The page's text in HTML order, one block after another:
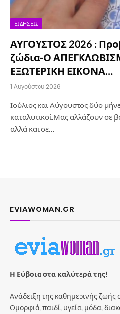
ΕΙΔΉΣΕΙΣ
ΑΥΓΟΥΣΤΟΣ 2026 :
ζώδια-Ο
ΕΞΩΤΕΡΙΚΗ ΕΙΚΟΝΑ…
1 Αυγούστου 2026
Ιούλιος και Αύγουστος δύο
καταλυτικοί.Μας αλλάζουν σε
αλλά και σε…
EVIAWOMAN.GR
Η Εύβοια στα καλύτερά της!
Ανάδειξη της καθημερινής ζωής
Ομορφιά, παιδί, υγεία, μόδα,